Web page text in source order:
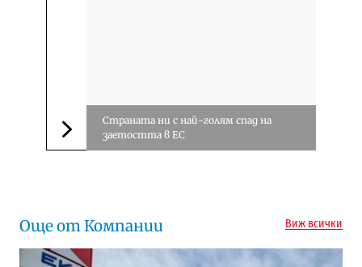
Следваща новина
Страната ни с най-голям спад на
заетостта в ЕС
Още от Компании Виж всички